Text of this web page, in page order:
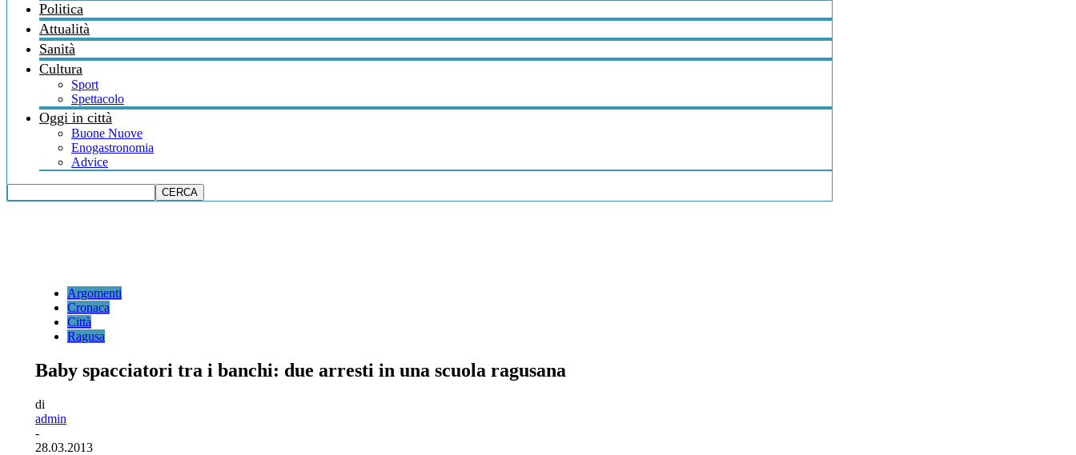
Politica
Attualità
Sanità
Cultura
Sport
Spettacolo
Oggi in città
Buone Nuove
Enogastronomia
Advice
Argomenti
Cronaca
Città
Ragusa
Baby spacciatori tra i banchi: due arresti in una scuola ragusana
di
admin
-
28.03.2013